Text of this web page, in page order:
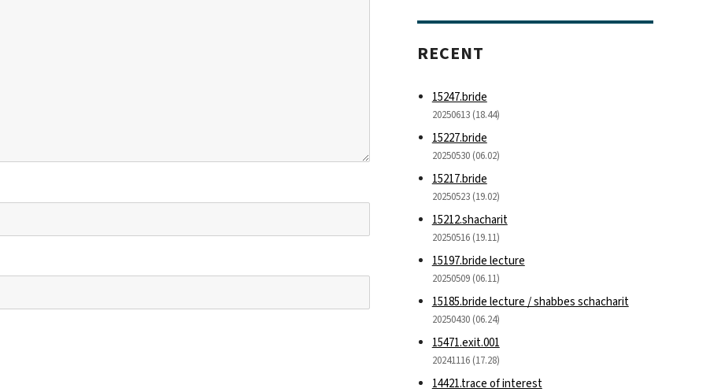
RECENT
15247.bride
20250613 (18.44)
15227.bride
20250530 (06.02)
15217.bride
20250523 (19.02)
15212.shacharit
20250516 (19.11)
15197.bride lecture
20250509 (06.11)
15185.bride lecture / shabbes schacharit
20250430 (06.24)
15471.exit.001
20241116 (17.28)
14421.trace of interest